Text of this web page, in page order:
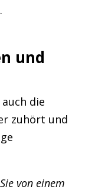
und
die
zuhört und
von einem